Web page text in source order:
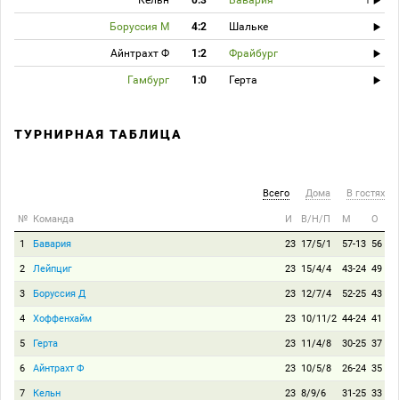
Боруссия М 4:2 Шальке
Айнтрахт Ф 1:2 Фрайбург
Гамбург 1:0 Герта
ТУРНИРНАЯ ТАБЛИЦА
Всего Дома В гостях
№ Команда И В/Н/П М О
1 Бавария 23 17/5/1 57-13 56
2 Лейпциг 23 15/4/4 43-24 49
3 Боруссия Д 23 12/7/4 52-25 43
4 Хоффенхайм 23 10/11/2 44-24 41
5 Герта 23 11/4/8 30-25 37
6 Айнтрахт Ф 23 10/5/8 26-24 35
7 Кельн 23 8/9/6 31-25 33